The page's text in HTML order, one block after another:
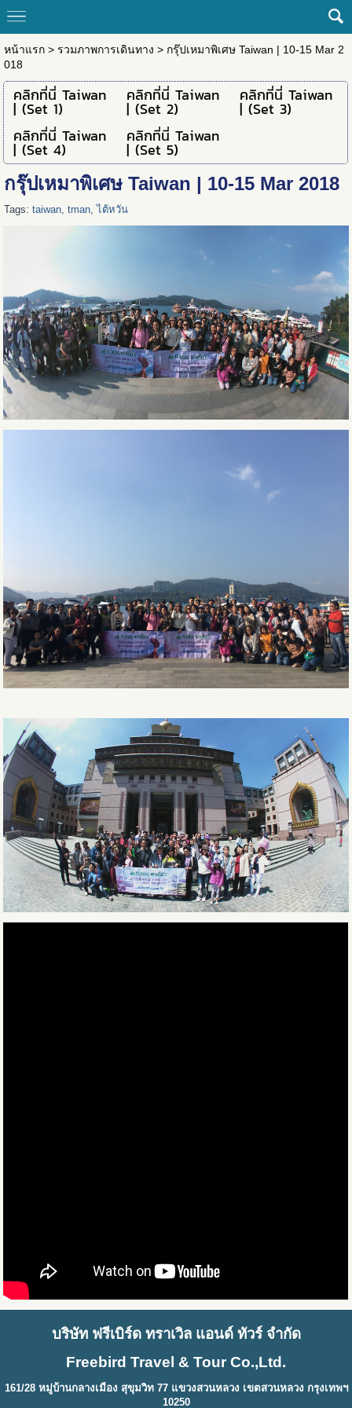
หน้าแรก> รวมภาพการเดินทาง > กรุ๊ปเหมาพิเศษ Taiwan | 10-15 Mar 2
018
คลิกที่นี่ Taiwan
| (Set 1)
คลิกที่นี่ Taiwan
| (Set 2)
คลิกที่นี่ Taiwan
| (Set 3)
คลิกที่นี่ Taiwan
| (Set 4)
คลิกที่นี่ Taiwan
| (Set 5)
กรุ๊ปเหมาพิเศษ Taiwan | 10-15 Mar 2018
Tags: taiwan, tman,ไต้หวัน
บริษัท ฟรีเบิร์ด ทราเวิล แอนด์ ทัวร์ จำกัด
Freebird Travel & Tour Co.,Ltd.
161/28 หมู่บ้านกลางเมือง สุขุมวิท 77 แขวงสวนหลวง เขตสวนหลวง กรุงเทพฯ
10250